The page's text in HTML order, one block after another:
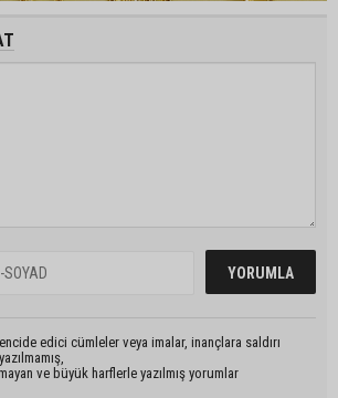
edici cümleler veya imalar, inançlara saldırı
ve büyük harflerle yazılmış yorumlar